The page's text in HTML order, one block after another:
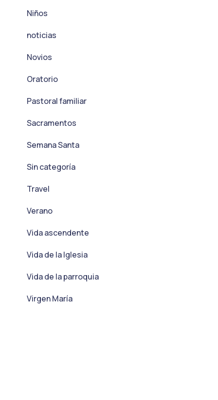
Niños
noticias
Novios
Oratorio
Pastoral familiar
Sacramentos
Semana Santa
Sin categoría
Travel
Verano
Vida ascendente
Vida de la Iglesia
Vida de la parroquia
Virgen María